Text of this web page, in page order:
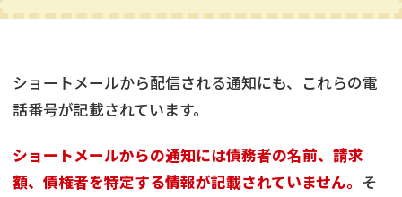
ショートメールから配信される通知にも、これらの電
話番号が記載されています。
ショートメールからの通知には債務者の名前、請求
額、債権者を特定する情報が記載されていません。 そ